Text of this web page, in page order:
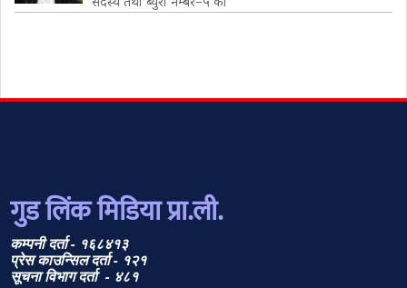
गुड लिंक मिडिया प्रा.ली.
कम्पनी दर्ता - १६८४१३
प्रेस काउन्सिल दर्ता - १२१
सूचना विभाग दर्ता - ४८१